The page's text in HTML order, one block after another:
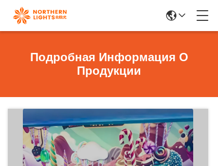
Подробная Информация О
Продукции